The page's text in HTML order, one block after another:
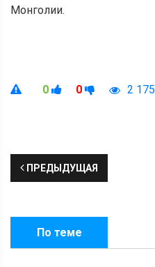
Монголии.
0 0 2 175
ПРЕДЫДУЩАЯ
По теме